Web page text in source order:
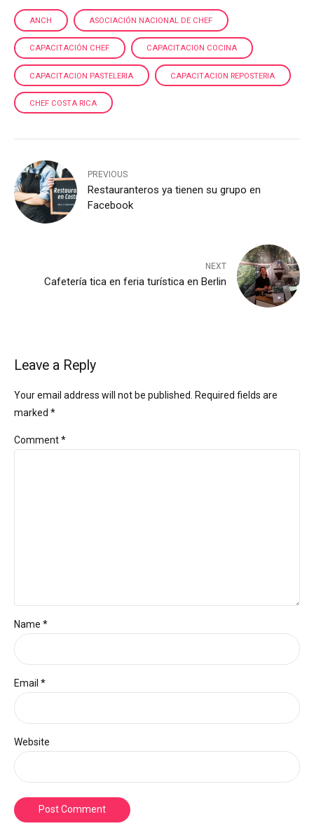
ANCH ASOCIACIÓN NACIONAL DE CHEF
CAPACITACIÓN CHEF CAPACITACION COCINA
CAPACITACION PASTELERIA CAPACITACION REPOSTERIA
CHEF COSTA RICA
PREVIOUS
Restauranteros ya tienen su grupo en
Facebook
NEXT
Cafetería tica en feria turística en Berlin
Leave a Reply
Your email address will not be published. Required fields are
marked *
Comment*
Name *
Email *
Website
Post Comment